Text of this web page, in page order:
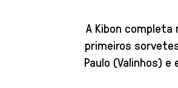
A Kibon
primeiros
Paulo (Valinhos)